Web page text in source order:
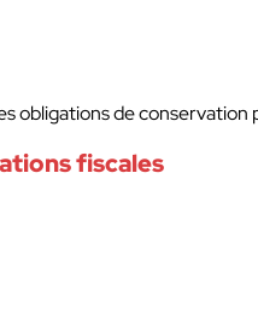
obligations de conservation
fiscales